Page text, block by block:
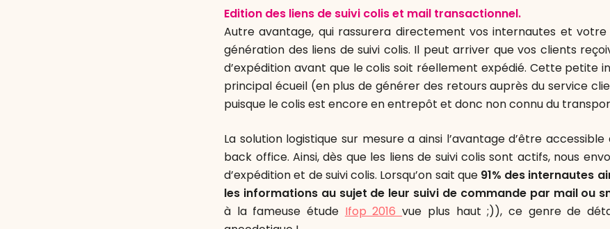
Edition des liens de suivi colis et mail transactionnel.
Autre avantage, qui rassurera directement vos internautes et
génération des liens de suivi colis. Il peut arriver que vos clients
d’expédition avant que le colis soit réellement expédié. Cette petite
principal écueil (en plus de générer des retours auprès du service
puisque le colis est encore en entrepôt et donc non connu du
La solution logistique sur mesure a ainsi l’avantage d’être
back office. Ainsi, dès que les liens de suivi colis sont actifs, nous
d’expédition et de suivi colis. Lorsqu’on sait que 91% des internautes
les informations au sujet de leur suivi de commande par mail ou
à la fameuse étude Ifop 2016vue plus haut ;)), ce genre de